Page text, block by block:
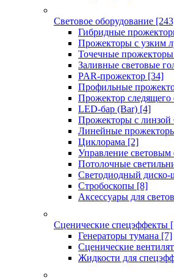
Световое оборудование
Гибридные
Прожекторы с узким
Точечные
Заливные световые
PAR-прожектор [34]
Профильные
Прожектор следящего
LED-бар (Bar) [4]
Прожекторы с линзой
Линейные
Циклорама [2]
Управление световым
Потолочные
Светодиодный диско-
Стробоскопы [8]
Аксессуары для
Сценические спецэффекты
Генераторы тумана [7]
Сценические
Жидкости для